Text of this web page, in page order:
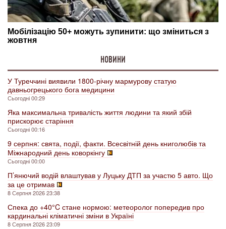
НОВИНИ
У Туреччині виявили 1800-річну мармурову статую
давньогрецького бога медицини
Сьогодні 00:29
Яка максимальна тривалість життя людини та який збій
прискорює старіння
Сьогодні 00:16
9 серпня: свята, події, факти. Всесвітній день книголюбів та
Міжнародний день коворкінгу
Сьогодні 00:00
П’янючий водій влаштував у Луцьку ДТП за участю 5 авто. Що
за це отримав
8 Серпня 2026 23:38
Спека до +40°C стане нормою: метеоролог попередив про
кардинальні кліматичні зміни в Україні
8 Серпня 2026 23:09